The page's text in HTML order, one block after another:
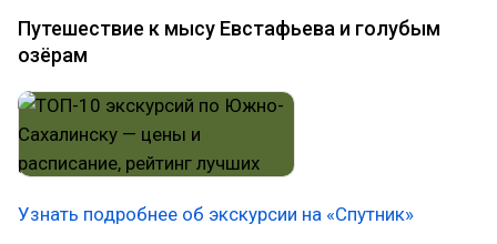
Путешествие к мысу Евстафьева и голубым
озёрам
Узнать подробнее об экскурсии на «Спутник»